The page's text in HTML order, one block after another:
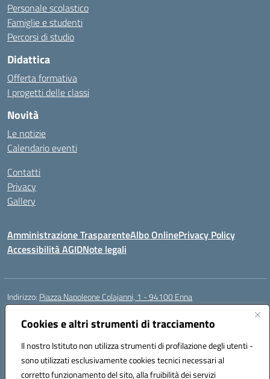
Cookies e altri strumenti di tracciamento
Il nostro Istituto non utilizza strumenti di profilazione degli utenti -
sono utilizzati esclusivamente cookies tecnici necessari al
corretto funzionamento del sito, alla fruibilità dei servizi
Personale scolastico
Famiglie e studenti
Percorsi di studio
Didattica
Offerta formativa
I progetti delle classi
Novità
Le notizie
Calendario eventi
Contatti
Privacy
Gallery
Amministrazione TrasparenteAlbo OnlinePrivacy Policy
Accessibilità AGIDNote legali
Indirizzo: Piazza Napoleone Colajanni, 1 - 94100 Enna
Centralino:
Posta elettronica certificata (PEC):enic81500a@pec.istruzione.it
Codice fiscale: 91049500860
Codice meccanografico:enic81500a
Codice Indice delle Pubbliche Amministrazioni (IPA): istsc_enic81500a